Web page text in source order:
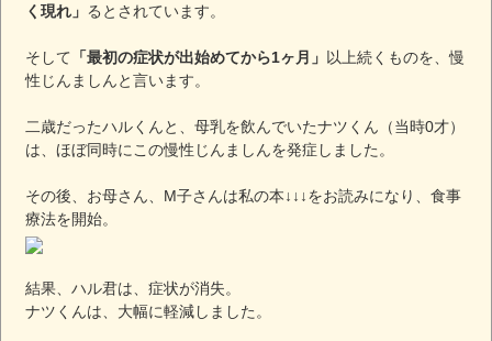
く現れ」 るとされています。
そして 「最初の症状が出始めてから1ヶ月」 以上続くものを、慢
性じんましんと言います。
二歳だったハルくんと、母乳を飲んでいたナツくん（当時0才）
は、ほぼ同時にこの慢性じんましんを発症しました。
その後、お母さん、М子さんは私の本↓↓↓をお読みになり、食事
療法を開始。
結果、ハル君は、症状が消失。
ナツくんは、大幅に軽減しました。